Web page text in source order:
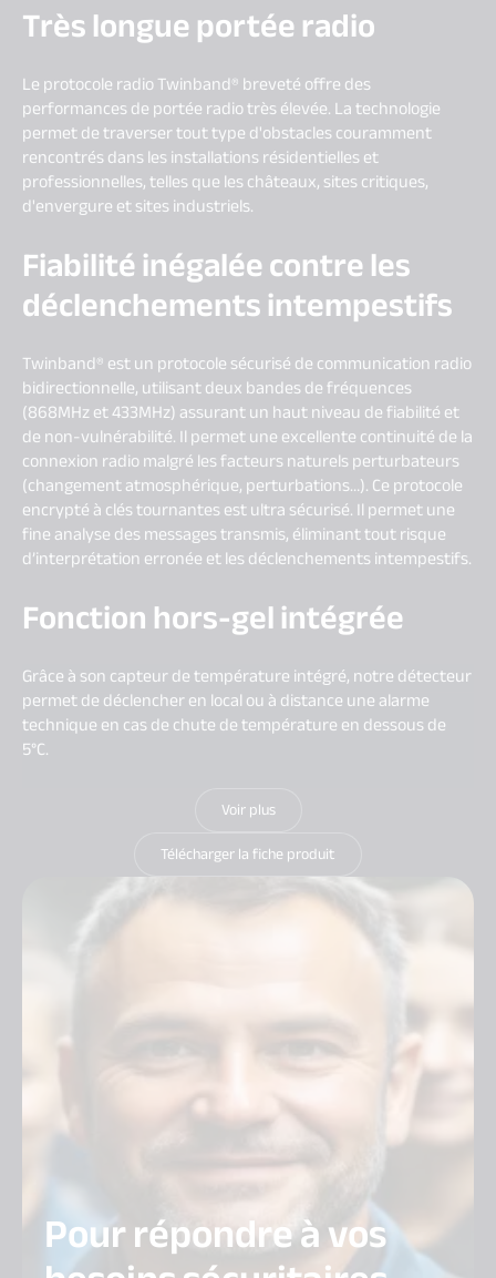
Très longue portée radio
Le protocole radio Twinband® breveté offre des
performances de portée radio très élevée. La technologie
permet de traverser tout type d'obstacles couramment
rencontrés dans les installations résidentielles et
professionnelles, telles que les châteaux, sites critiques,
d'envergure et sites industriels.
Fiabilité inégalée contre les
déclenchements intempestifs​
Twinband® est un protocole sécurisé de communication radio
bidirectionnelle, utilisant deux bandes de fréquences
(868MHz et 433MHz) assurant un haut niveau de fiabilité et
de non-vulnérabilité. Il permet une excellente continuité de la
connexion radio malgré les facteurs naturels perturbateurs
(changement atmosphérique, perturbations…). Ce protocole
encrypté à clés tournantes est ultra sécurisé. Il permet une
fine analyse des messages transmis, éliminant tout risque
d’interprétation erronée et les déclenchements intempestifs.​
Fonction hors-gel intégrée
Grâce à son capteur de température intégré, notre détecteur
permet de déclencher en local ou à distance une alarme
technique en cas de chute de température en dessous de
5°C.
Voir plus
Télécharger la fiche produit
Pour répondre à vos